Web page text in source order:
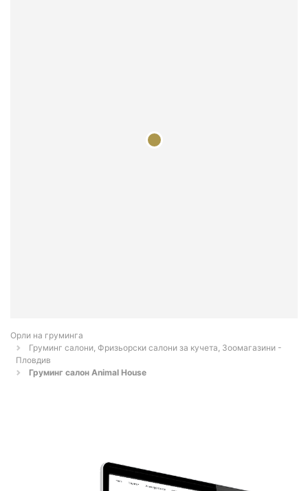
Орли на груминга
Груминг салони, Фризьорски салони за кучета, Зоомагазини -
Пловдив
Груминг салон Animal House